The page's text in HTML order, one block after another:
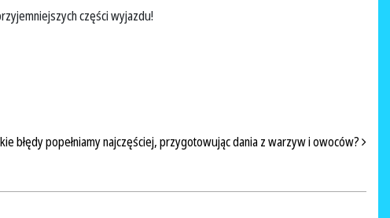
części wyjazdu!
błędy popełniamy najczęściej, przygotowując dania z warzyw i owoców?